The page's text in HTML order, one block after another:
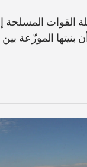
القوات المسلحة
بنيتها الموزّعة